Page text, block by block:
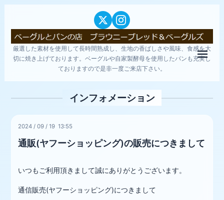
厳選した素材を使用して長時間熟成し、生地の香ばしさや風味、食感を大
切に焼き上げております。ベーグルや自家製酵母を使用したパンも充実し
ておりますので是非一度ご来店下さい。
メ
インフォメーション
2024 /09 /19 13:55
通販(ヤフーショッピング)の販売につきまして
いつもご利用頂きまして誠にありがとうございます。
通信販売(ヤフーショッピング)につきまして